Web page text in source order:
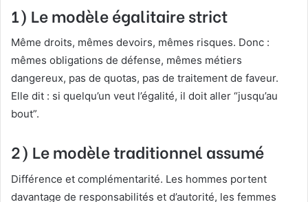
1) Le modèleégalitaire strict
Même droits, mêmes devoirs, mêmes risques. Donc :
mêmes obligations de défense, mêmes métiers
dangereux, pas de quotas, pas de traitement de faveur.
Elle dit : si quelqu’un veut l’égalité, il doit aller “jusqu’au
bout”.
2) Le modèletraditionnel assumé
Différence et complémentarité. Les hommes portent
davantage de responsabilités et d’autorité, les femmes